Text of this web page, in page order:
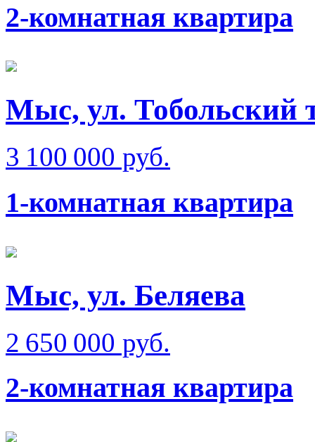
2-комнатная квартира
Мыс, ул. Тобольский
3 100 000 руб.
1-комнатная квартира
Мыс, ул. Беляева
2 650 000 руб.
2-комнатная квартира